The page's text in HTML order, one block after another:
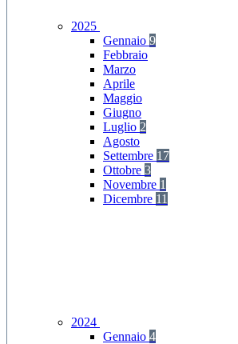
2025
Gennaio 9
Febbraio
Marzo
Aprile
Maggio
Giugno
Luglio 2
Agosto
Settembre 17
Ottobre 3
Novembre 1
Dicembre 11
2024
Gennaio 4